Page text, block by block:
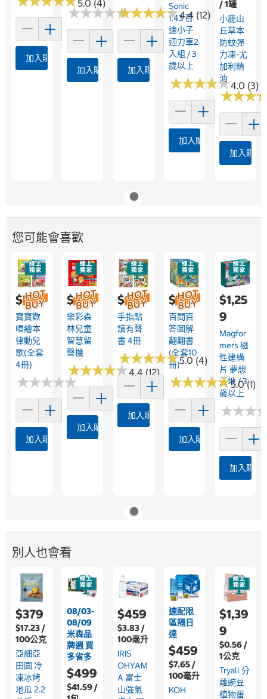
5.0 (4)
加入購物車
★★★★★
★★★★★
加入購物車
★★★★★
★★★★★4.4 (12)
加入購物車
Sonic
1:43 音
速小子
迴力車2
入組 / 3
歲以上
★★★★★
★★★★★4.0 (3)
加入購物車
/ 1罐
小鹿山
丘草本
防蚊彈
力凍-尤
加利精
油
★★★
★★★
加入購物
您可能會喜歡
$759
寶寶歡
唱繪本
律動兒
歌(全套
4冊)
★★★★★
★★★★★
加入購物車
$699
樂彩森
林兒童
智慧留
聲機
★★★★★
★★★★★4.4 (12)
加入購物車
$999
手指點
讀有聲
書 4冊
★★★★★
★★★★★5.0 (4)
加入購物車
$799
百問百
答圖解
翻翻書
(全套10
冊)
★★★★★
★★★★★5.0 (1)
加入購物車
$1,25
9
Magfor
Mers 磁
性建構
片 夢想
天地 / 3
歲以上
★★★
★★★
加入購物
別人也會看
$379
$17.23 /
100公克
亞細亞
田園 冷
凍冰烤
地瓜 2.2
08/03-
08/09
米森品
牌週 買
多省多
$499
$41.59 /
$459
$3.83 /
100毫升
IRIS
OHYAM
A 富士
山強氣
速配限
區隔日
達
$459
$7.65 /
100毫升
KOH
$1,39
9
$0.56 /
1公克
Tryall 分
離豌豆
植物蛋